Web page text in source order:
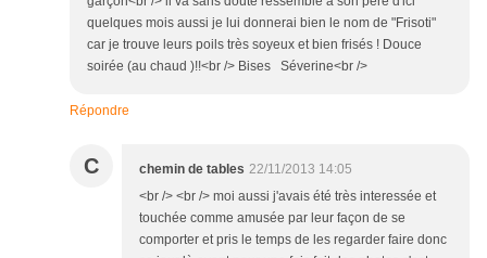
quelques mois aussi je lui donnerai bien le nom de "Frisoti"
car je trouve leurs poils très soyeux et bien frisés ! Douce
soirée (au chaud )!!<br /> Bises Séverine<br />
Répondre
C chemin de tables 22/11/2013 14:05
<br /> <br /> moi aussi j'avais été très interessée et
touchée comme amusée par leur façon de se
comporter et pris le temps de les regarder faire donc